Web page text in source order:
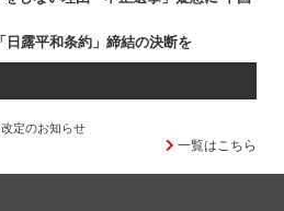
露平和条約」締結の決断を
定のお知らせ
一覧はこちら